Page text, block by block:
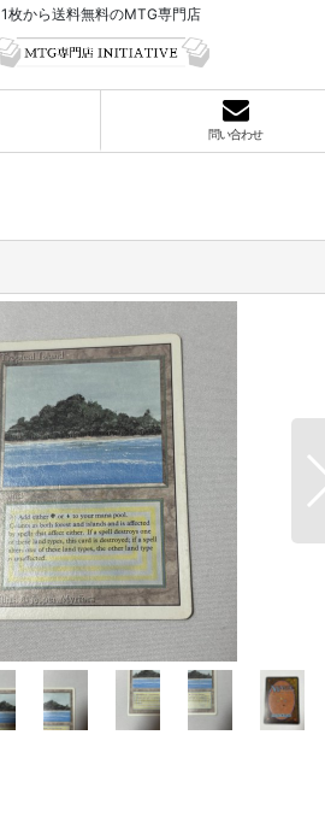
1枚から送料無料のMTG専門店
問い合わせ